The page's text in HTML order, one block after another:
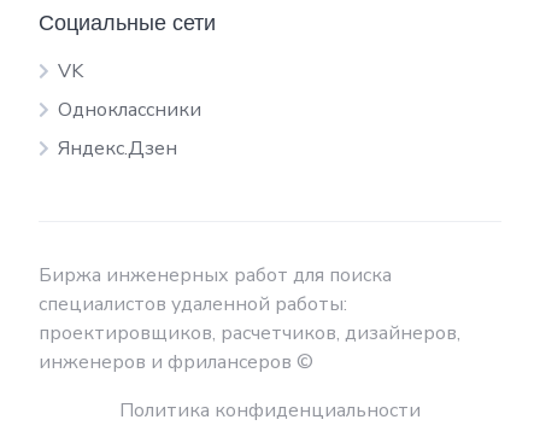
Социальные сети
VK
Одноклассники
Яндекс.Дзен
Биржа инженерных работ для поиска
специалистов удаленной работы:
проектировщиков, расчетчиков, дизайнеров,
инженеров и фрилансеров ©
Политика конфиденциальности